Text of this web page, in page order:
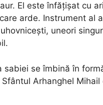
El este înfăţişat cu
arde. Instrument al
uneori
sabiei se îmbină în
Arhanghel